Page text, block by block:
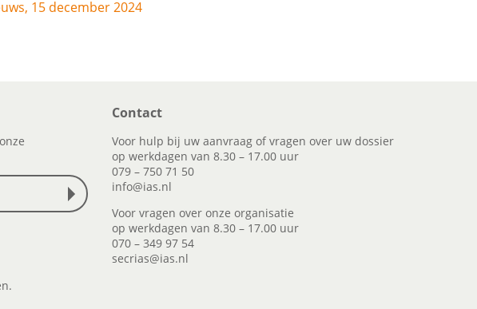
15 december 2024
Contact
Voor hulp bij uw aanvraag of vragen over uw dossier
op werkdagen van 8.30 – 17.00 uur
079 – 750 71 50
info@ias.nl
Voor vragen over onze organisatie
op werkdagen van 8.30 – 17.00 uur
070 – 349 97 54
secrias@ias.nl